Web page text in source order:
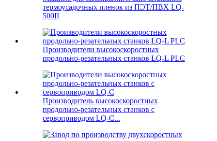
термоусадочных пленок из ПЭТ/ПВХ LQ-
500II
Производители высокоскоростных
продольно-резательных станков LQ-L PLC
Производитель высокоскоростных
продольно-резательных станков с
сервоприводом LQ-C...